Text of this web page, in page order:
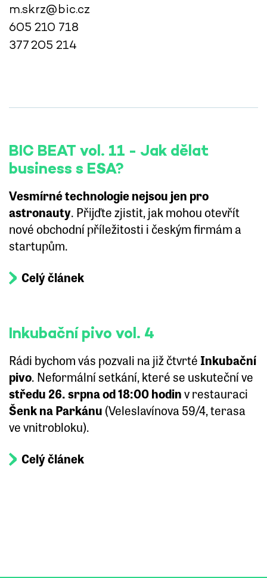
m.skrz@bic.cz
605 210 718
377 205 214
BIC BEAT vol. 11 - Jak dělat
business s ESA?
Vesmírné technologie nejsou jen pro
astronauty. Přijďte zjistit, jak mohou otevřít
nové obchodní příležitosti i českým firmám a
startupům.
Celý článek
Inkubační pivo vol. 4
Rádi bychom vás pozvali na již čtvrté Inkubační
pivo. Neformální setkání, které se uskuteční ve
středu 26. srpna od 18:00 hodin v restauraci
Šenk na Parkánu (Veleslavínova 59/4, terasa
ve vnitrobloku).
Celý článek